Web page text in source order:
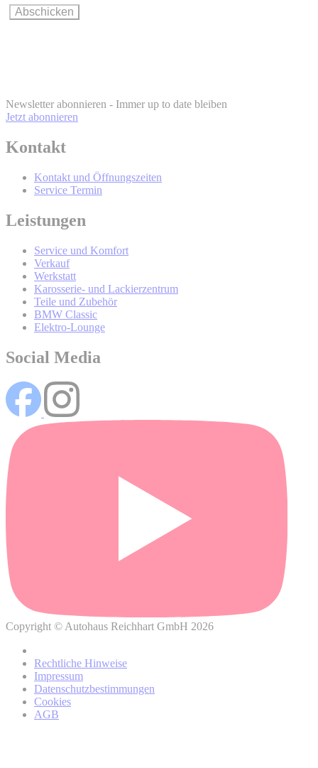
Wer wird Ihre Daten erhalten und Sie
kontaktieren?
Wie können Sie Ihre Einwilligung ändern oder widerrufen?
Wo können Sie weitere Informationen über die Verarbeitung
Ihrer personenbezogenen Daten und Ihrer damit
verbundenen Rechte finden?
von BMW
Newsletter abonnieren - Immer up to date bleiben
Jetzt abonnieren
Kontakt
Kontakt und Öffnungszeiten
Service Termin
Leistungen
Service und Komfort
Verkauf
Werkstatt
Karosserie- und Lackierzentrum
Teile und Zubehör
BMW Classic
Elektro-Lounge
Social Media
Copyright © Autohaus Reichhart GmbH 2026
Rechtliche Hinweise
Impressum
Datenschutzbestimmungen
Cookies
AGB